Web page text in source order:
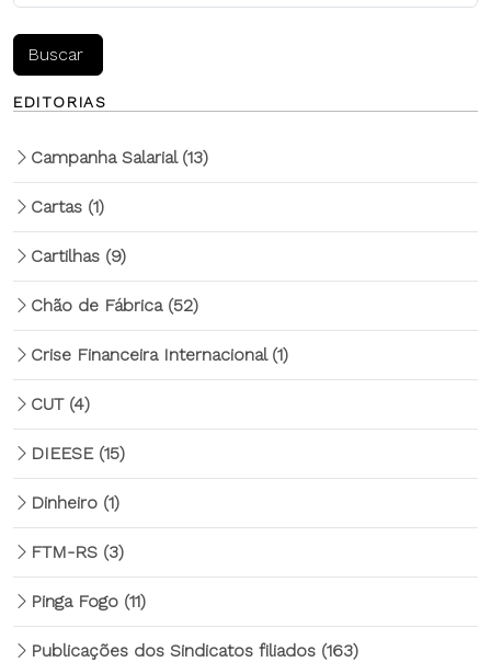
EDITORIAS
Campanha Salarial (13)
Cartas (1)
Cartilhas (9)
Chão de Fábrica (52)
Crise Financeira Internacional (1)
CUT (4)
DIEESE (15)
Dinheiro (1)
FTM-RS (3)
Pinga Fogo (11)
Publicações dos Sindicatos filiados (163)